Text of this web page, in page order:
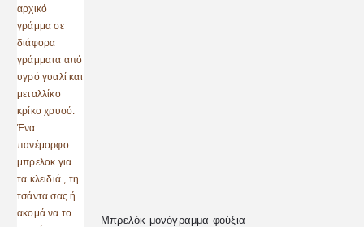
Μπρελόκ μονόγραμμα φούξια